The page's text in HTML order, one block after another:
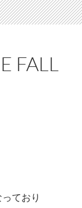
FALL
ており